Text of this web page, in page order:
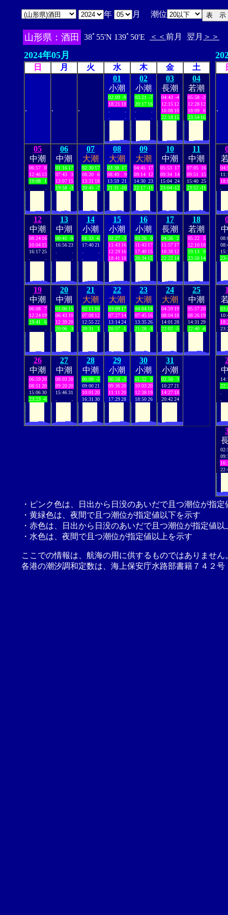
年 月 潮位
山形県：酒田 38ﾟ55'N 139ﾟ50'E ＜＜ 前月 翌月 ＞＞
2024年05月
日 月 火 水 木 金 土
. . .
01
小潮
02:09 -9
18:21 18
02
小潮
03:21 -7
20:17 16
03
長潮
04:43 -4
12:15 12
16:08 10
22:18 15
04
若潮
05:58 -2
12:28 12
18:09
6
23:54 16
05
中潮
06:57
0
12:46 13
19:08
1
06
中潮
01:16 17
07:43
3
13:07 15
19:58 -3
07
大潮
02:30 17
08:20
6
13:31 18
20:45 -7
08
大潮
03:38 17
08:49
9
13:59 21
21:31 -10
09
大潮
04:45 17
09:14 12
14:30 23
22:17-11
10
中潮
05:53 17
09:34 14
15:04 24
23:04-12
11
中潮
07:05 16
09:51
15
15:40 25
23:52-11
12
中潮
08:24 16
10:04 15
16:17 25
13
中潮
00:41 -9
16:56 23
14
小潮
01:33 -6
17:40 21
15
小潮
02:27 -3
11:43 16
12:29 16
18:41 18
16
小潮
03:26
0
11:43 17
17:40 15
20:34 15
17
長潮
04:26
2
11:57 17
18:38 12
22:22 14
18
若潮
05:22
5
12:10 18
19:13
9
23:50 14
19
中潮
06:08
7
12:24 19
19:41
6
20
中潮
01:06 15
06:43 10
12:39 20
20:06
3
21
大潮
02:11 16
07:08 12
12:55 22
20:31
1
22
大潮
03:09 17
07:27 14
13:14 24
20:57 -1
23
大潮
04:04 18
07:45 16
13:35 26
21:28 -3
24
大潮
04:59 19
08:04 18
14:01 28
22:02 -5
25
中潮
05:57 20
08:26 19
14:31 29
22:40 -6
26
中潮
06:59 20
08:51 20
15:06 30
23:23 -6
27
中潮
08:03 20
09:20 20
15:46 31
28
中潮
00:09 -5
09:00 21
10:01 20
16:31 30
29
小潮
00:58 -3
09:36 20
11:11 20
17:29 28
30
小潮
01:52
0
10:03 20
12:38 19
18:50 26
31
小潮
02:50
3
10:27 21
14:27 18
20:42 24
.
・ピンク色は、日出から日没のあいだで且つ潮位が指
・黄緑色は、夜間で且つ潮位が指定値以下を示す
・赤色は、日出から日没のあいだで且つ潮位が指定値以
・水色は、夜間で且つ潮位が指定値以上を示す
ここでの情報は、航海の用に供するものではありませ
各港の潮汐調和定数は、海上保安庁水路部書籍７４２